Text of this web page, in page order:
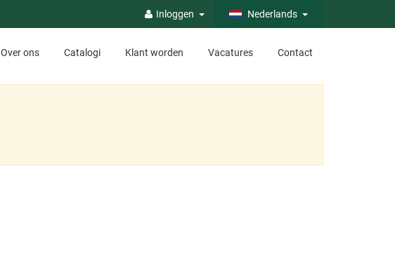
Inloggen Nederlands
Over ons Catalogi Klant worden Vacatures Contact